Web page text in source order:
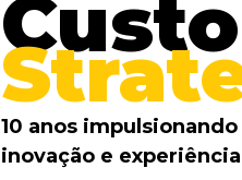
10 anos
inovação e